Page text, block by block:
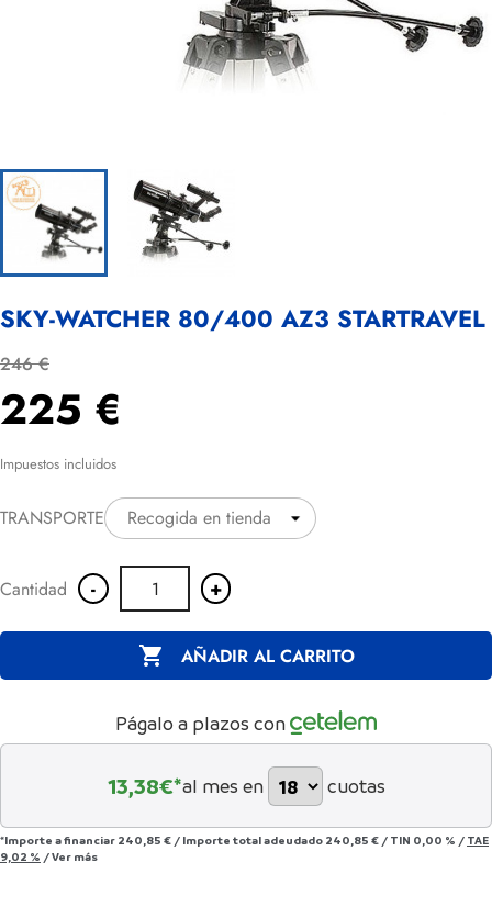
SKY-WATCHER 80/400 AZ3 STARTRAVEL
246 €
225 €
Impuestos incluidos
TRANSPORTE
Cantidad - +
 AÑADIR AL CARRITO
Págalo a plazos con
13,38€*al mes en cuotas
*Importe a financiar 240,85 € / Importe total adeudado 240,85 € / TIN 0,00 % / TAE
9,02 % /Ver más